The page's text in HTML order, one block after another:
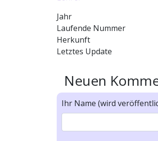
Jahr
Laufende Nummer
Herkunft
Letztes Update
Neuen
Ihr Name (wird